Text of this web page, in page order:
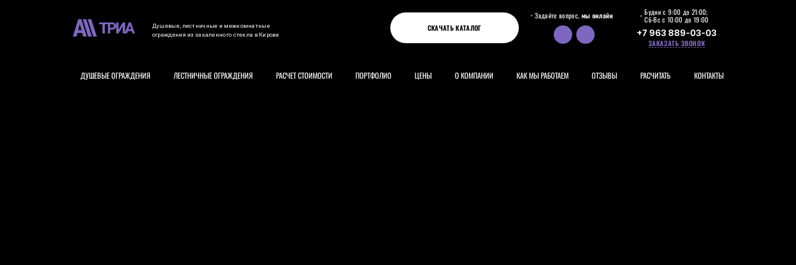
Душевые, лестничные и межкомнатные
ограждения из закаленного стекла в Кирове
СКАЧАТЬ КАТАЛОГ
Задайте вопрос, мы онлайн
Будни с 9:00 до 21:00;
Сб-Вс с 10:00 до 19:00
+7 963 889-03-03
ЗАКАЗАТЬ ЗВОНОК
ДУШЕВЫЕ ОГРАЖДЕНИЯ ЛЕСТНИЧНЫЕ ОГРАЖДЕНИЯ РАСЧЕТ СТОИМОСТИ ПОРТФОЛИО ЦЕНЫ О КОМПАНИИ КАК МЫ РАБОТАЕМ ОТЗЫВЫ РАСЧИТАТЬ КОНТАКТЫ